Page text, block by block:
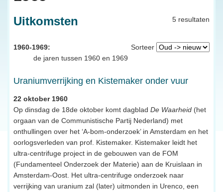
5 resultaten
Uitkomsten
Sorteer
1960-1969:
de jaren tussen 1960 en 1969
Uraniumverrijking en Kistemaker onder vuur
22 oktober 1960
Op dinsdag de 18de oktober komt dagblad De Waarheid (het
orgaan van de Communistische Partij Nederland) met
onthullingen over het ‘A-bom-onderzoek’ in Amsterdam en het
oorlogsverleden van prof. Kistemaker. Kistemaker leidt het
ultra-centrifuge project in de gebouwen van de FOM
(Fundamenteel Onderzoek der Materie) aan de Kruislaan in
Amsterdam-Oost. Het ultra-centrifuge onderzoek naar
verrijking van uranium zal (later) uitmonden in Urenco, een